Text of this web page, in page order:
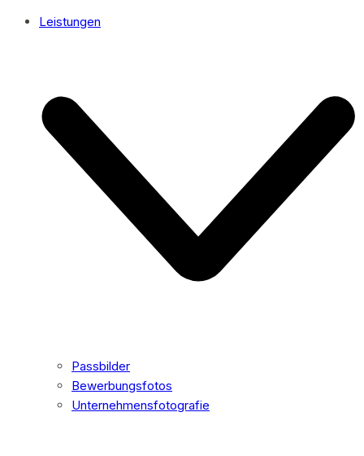
Leistungen
Passbilder
Bewerbungsfotos
Unternehmensfotografie